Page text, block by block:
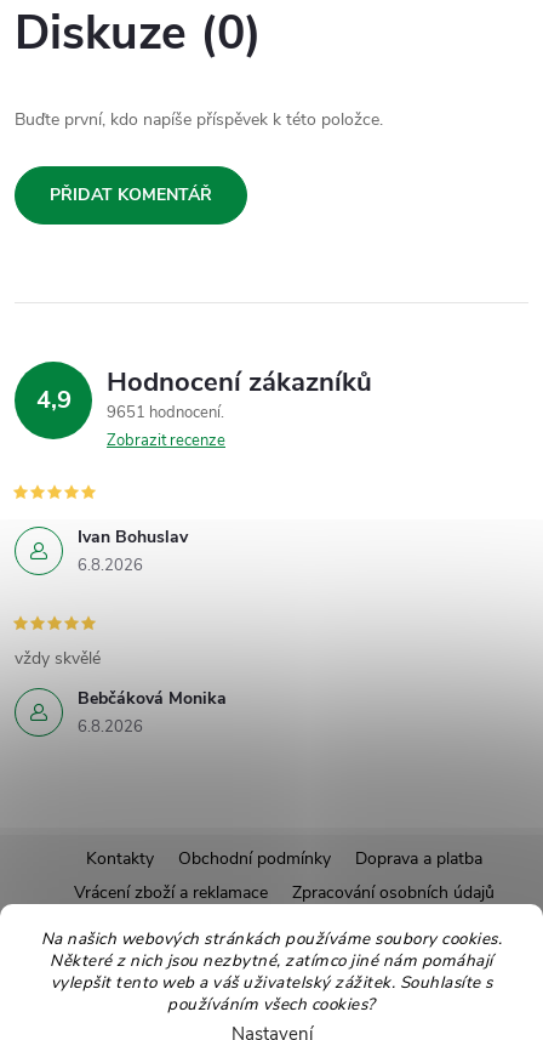
Na našich webových stránkách používáme soubory cookies.
Některé z nich jsou nezbytné, zatímco jiné nám pomáhají
vylepšit tento web a váš uživatelský zážitek. Souhlasíte s
používáním všech cookies?
Nastavení
Diskuze (0)
Buďte první, kdo napíše příspěvek k této položce.
PŘIDAT KOMENTÁŘ
4,9 Hodnocení zákazníků
9651 hodnocení
Zobrazit recenze
Ivan Bohuslav
6.8.2026
Bebčáková Monika
6.8.2026
vždy skvělé
á
Kontakty Obchodní podmínky
Doprava a platba
Vrácení zboží a reklamace
Zpracování osobních údajů
Pravidla soutěží
Affiliate program
Pro nové dodavatele
Ekologické balení Moje objednávka